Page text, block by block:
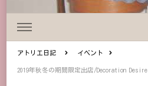
アトリエ日記 イベント
2019年秋冬の期間限定出店/Decoration Desire